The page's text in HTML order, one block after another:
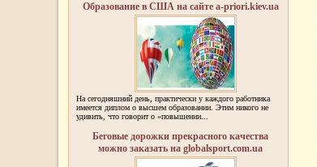
Образование в США на сайте a-priori.kiev.ua
На сегодняшний день, практически у каждого работника
имеется диплом о высшем образовании. Этим никого не
удивить, что говорит о «повышении...
Беговые дорожки прекрасного качества
можно заказать на globalsport.com.ua